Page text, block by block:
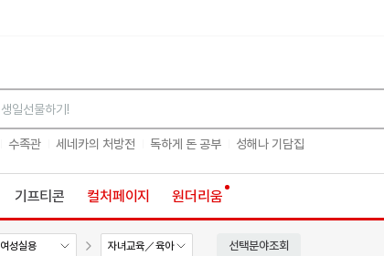
수족관 세네카의 처방전 독하게 돈 공부 성해나 기담집
기프티콘 컬처페이지 원더리움
여성실용 자녀교육／육아 선택분야조회